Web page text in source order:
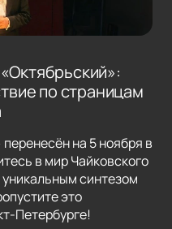
по страницам
на 5 ноября в
в мир Чайковского
синтезом
это
Петербурге!